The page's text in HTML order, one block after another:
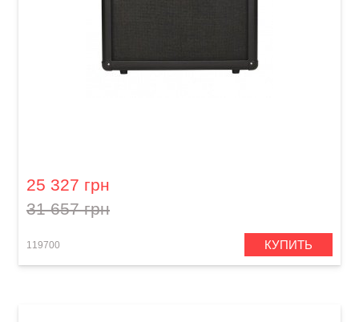
25 327 грн
31 657 грн
119700 КУПИТЬ